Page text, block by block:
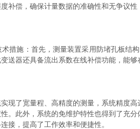
补偿，确保计量数据的准确性和无争议
施：首先，测量装置采用防堵孔板结
送器还具备流出系数在线补偿功能，能
了宽量程、高精度的测量，系统精度高
。此外，系统的免维护特性也得到了充
接，提高了工作效率和便捷性。